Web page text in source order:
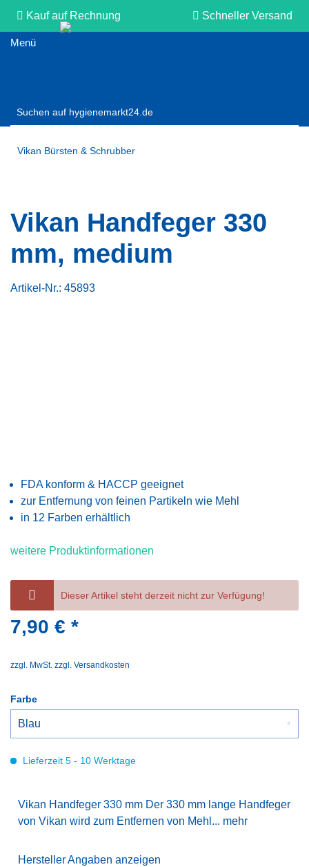
Kauf auf Rechnung Schneller Versand
Vikan Bürsten & Schrubber
Vikan Handfeger 330
mm, medium
Artikel-Nr.: 45893
FDA konform & HACCP geeignet
zur Entfernung von feinen Partikeln wie Mehl
in 12 Farben erhältlich
weitere Produktinformationen
Dieser Artikel steht derzeit nicht zur Verfügung!
7,90 € *
zzgl. MwSt. zzgl. Versandkosten
Farbe
Lieferzeit 5 - 10 Werktage
Vikan Handfeger 330 mm Der 330 mm lange Handfeger
von Vikan wird zum Entfernen von Mehl... mehr
Hersteller Angaben anzeigen